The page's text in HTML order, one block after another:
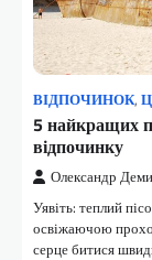
ВІДПОЧИНОК,
5 найкращих
відпочинку
Олександр
Уявіть: теплий
освіжаючою
серце битися